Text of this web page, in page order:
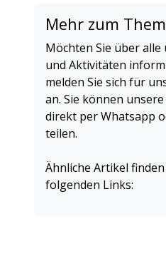
Mehr zum
Möchten Sie über
und Aktivitäten
melden Sie sich für
an. Sie können
direkt per Whatsapp
teilen.
Ähnliche Artikel
folgenden Links: